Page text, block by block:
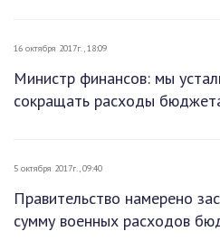
16 октября 2017г., 18:09
Министр финансов: мы
сокращать расходы
5 октября 2017г., 09:40
Правительство намерено
сумму военных расходов